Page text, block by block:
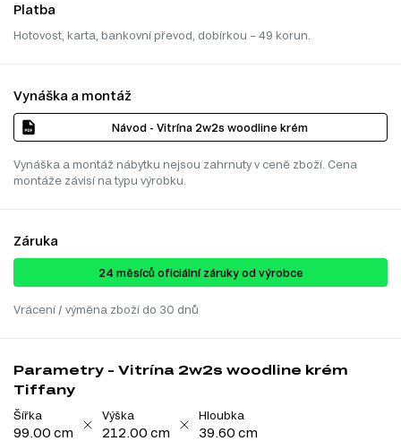
Platba
Hotovost, karta, bankovní převod, dobírkou – 49 korun.
Vynáška a montáž
Návod - Vitrína 2w2s woodline krém
Vynáška a montáž nábytku nejsou zahrnuty v ceně zboží. Cena
montáže závisí na typu výrobku.
Záruka
24 ​​​​měsíců oficiální záruky od výrobce
Vrácení / výměna zboží do 30 dnů
Parametry - Vitrína 2w2s woodline krém
Tiffany
Šířka
99.00 cm
Výška
212.00 cm
Hloubka
39.60 cm